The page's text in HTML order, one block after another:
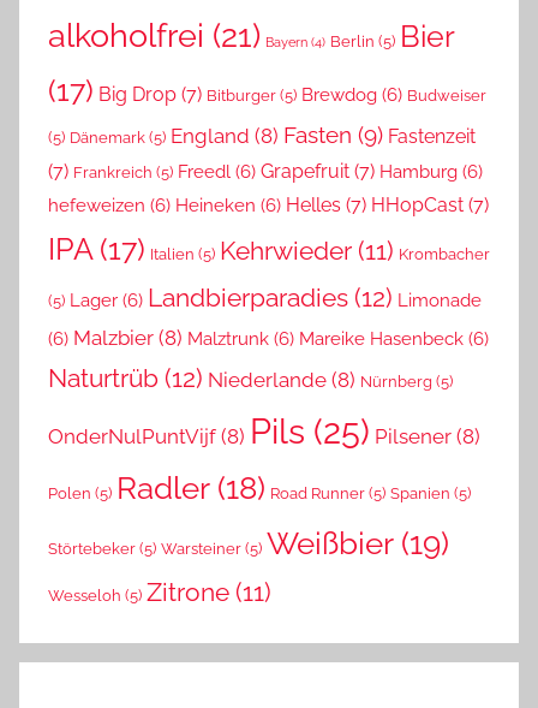
alkoholfrei (21) Bayern (4) Berlin (5) Bier
(17) Big Drop (7) Bitburger (5) Brewdog (6) Budweiser
(5) Dänemark (5) England (8) Fasten (9) Fastenzeit
(7) Frankreich (5) Freedl (6) Grapefruit (7) Hamburg (6)
hefeweizen (6) Heineken (6) Helles (7) HHopCast (7)
IPA(17) Italien (5) Kehrwieder (11) Krombacher
(5) Lager (6) Landbierparadies (12) Limonade
(6) Malzbier (8) Malztrunk (6) Mareike Hasenbeck (6)
Naturtrüb (12) Niederlande (8) Nürnberg (5)
OnderNulPuntVijf (8) Pils (25) Pilsener (8)
Polen (5) Radler(18) Road Runner (5) Spanien (5)
Störtebeker (5) Warsteiner (5) Weißbier(19)
Wesseloh (5) Zitrone (11)